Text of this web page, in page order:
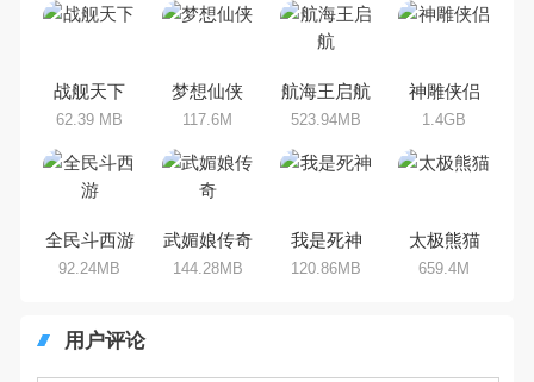
色手机游戏有哪些呢？游戏今天，
乐途下载站小编芒果味的怪咖给大
集，欢迎大家前来选择下载体验
战舰天下
62.39 MB
梦想仙侠
117.6M
航海王启航
523.94MB
神雕侠侣
1.4GB
全民斗西游
92.24MB
武媚娘传奇
144.28MB
我是死神
120.86MB
太极熊猫
659.4M
用户评论